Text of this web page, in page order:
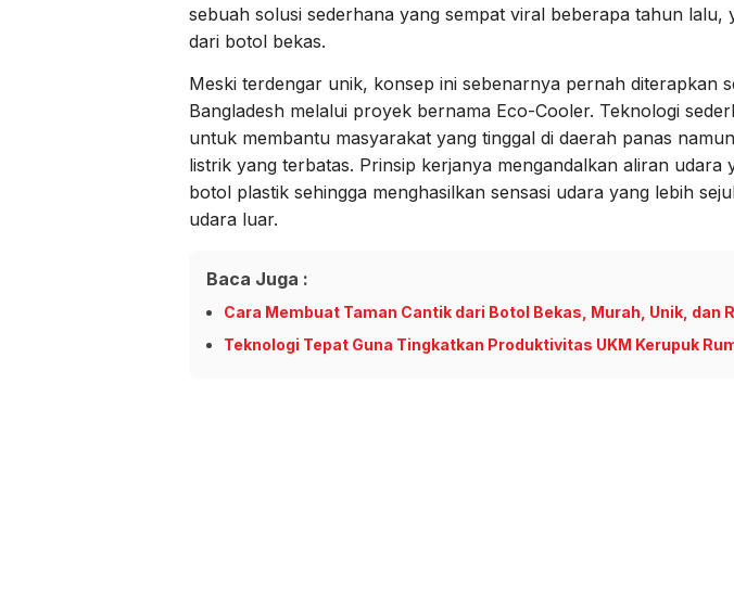
sebuah solusi sederhana yang sempat viral beberapa tahun lalu,
dari botol bekas.
Meski terdengar unik, konsep ini sebenarnya pernah diterapkan
Bangladesh melalui proyek bernama Eco-Cooler. Teknologi
untuk membantu masyarakat yang tinggal di daerah panas
listrik yang terbatas. Prinsip kerjanya mengandalkan aliran udara
botol plastik sehingga menghasilkan sensasi udara yang lebih
udara luar.
Baca Juga :
Cara Membuat Taman Cantik dari Botol Bekas, Murah, Unik, dan
Teknologi Tepat Guna Tingkatkan Produktivitas UKM Kerupuk